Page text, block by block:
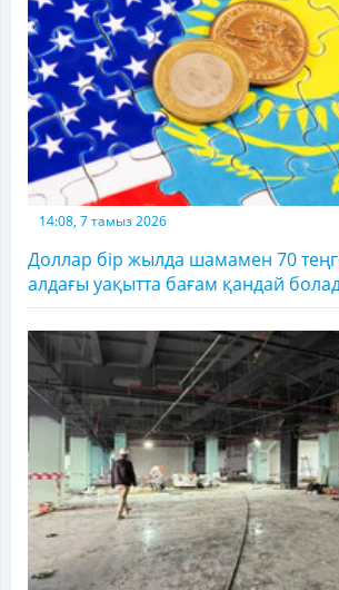
14:08, 7 тамыз 2026
Доллар бір жылда шамамен 70
алдағы уақытта бағам қандай